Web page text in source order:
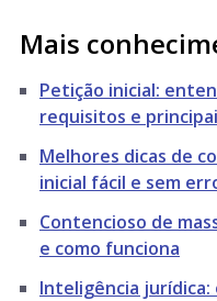
Mais
Petição inicial:
requisitos e
Melhores dicas de
inicial fácil e sem
Contencioso de
e como funciona
Inteligência jurídica: